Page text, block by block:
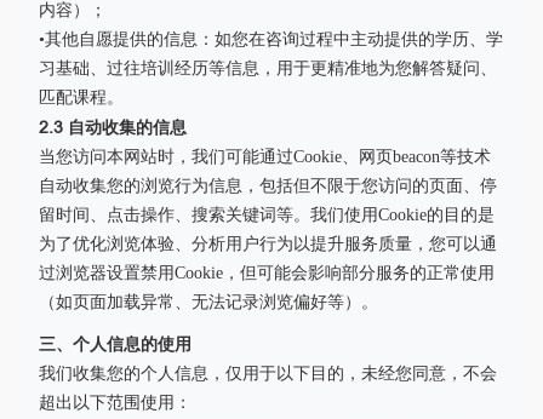
内容）；
•其他自愿提供的信息：如您在咨询过程中主动提供的学历、学
习基础、过往培训经历等信息，用于更精准地为您解答疑问、
匹配课程。
2.3 自动收集的信息
当您访问本网站时，我们可能通过Cookie、网页beacon等技术
自动收集您的浏览行为信息，包括但不限于您访问的页面、停
留时间、点击操作、搜索关键词等。我们使用Cookie的目的是
为了优化浏览体验、分析用户行为以提升服务质量，您可以通
过浏览器设置禁用Cookie，但可能会影响部分服务的正常使用
（如页面加载异常、无法记录浏览偏好等）。
三、个人信息的使用
我们收集您的个人信息，仅用于以下目的，未经您同意，不会
超出以下范围使用：